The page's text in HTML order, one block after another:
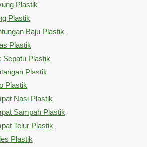
Plastik
Plastik
Baju Plastik
Plastik
Sepatu Plastik
Plastik
Plastik
Nasi Plastik
Sampah Plastik
Telur Plastik
Plastik